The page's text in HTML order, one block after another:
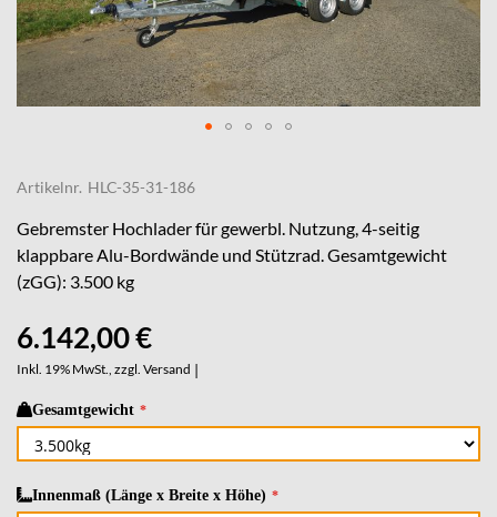
the
beginning
of
the
images
Artikelnr. HLC-35-31-186
Gebremster Hochlader für gewerbl. Nutzung, 4-seitig
klappbare Alu-Bordwände und Stützrad. Gesamtgewicht
(zGG): 3.500 kg
6.142,00 €
Inkl. 19% MwSt., zzgl. Versand |
Gesamtgewicht
Innenmaß (Länge x Breite x Höhe)